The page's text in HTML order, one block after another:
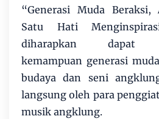
“Generasi Muda Beraksi,
Satu Hati
diharapkan dapat
kemampuan generasi
budaya dan seni
langsung oleh para
musik angklung.